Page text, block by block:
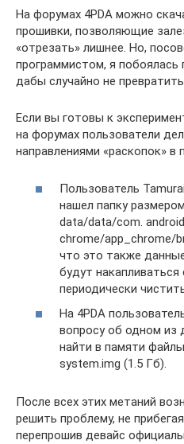
На форумах 4PDA можно
прошивки, позволяющие
«отрезать» лишнее. Но,
программистом, я
дабы случайно не
Если вы готовы к
на форумах пользователи
направлениями «раскопок» в
Пользователь
нашел папку
data/data/com.
chrome/app_chrome/
что это также
будут
периодически
На 4PDA
вопросу об одном из
найти в памяти
system.img (1.5 Гб).
После всех этих метаний
решить проблему, не
перепрошив девайс